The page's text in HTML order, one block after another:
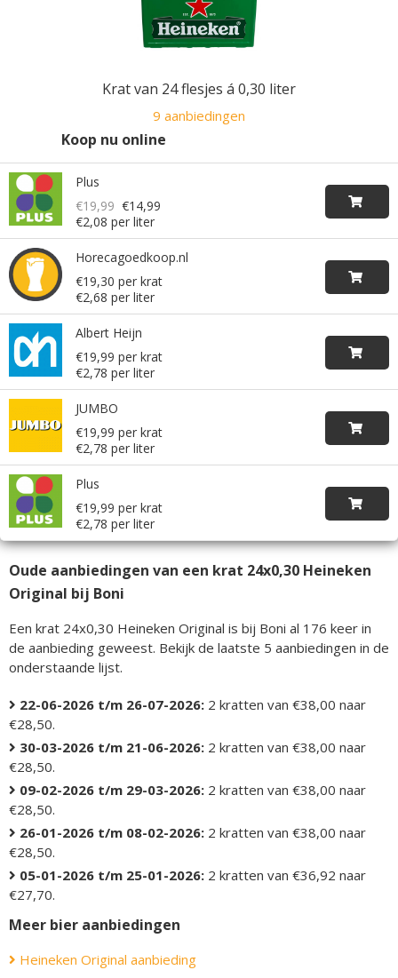
Krat van 24 flesjes á 0,30 liter
9 aanbiedingen
Koop nu online
Plus
€19,99 €14,99
€2,08 per liter
Horecagoedkoop.nl
€19,30 per krat
€2,68 per liter
Albert Heijn
€19,99 per krat
€2,78 per liter
JUMBO
€19,99 per krat
€2,78 per liter
Plus
€19,99 per krat
€2,78 per liter
Oude aanbiedingen van een krat 24x0,30 Heineken
Original bij Boni
Een krat 24x0,30 Heineken Original is bij Boni al 176 keer in
de aanbieding geweest. Bekijk de laatste 5 aanbiedingen in de
onderstaande lijst.
22-06-2026 t/m 26-07-2026: 2 kratten van €38,00 naar
€28,50.
30-03-2026 t/m 21-06-2026: 2 kratten van €38,00 naar
€28,50.
09-02-2026 t/m 29-03-2026: 2 kratten van €38,00 naar
€28,50.
26-01-2026 t/m 08-02-2026: 2 kratten van €38,00 naar
€28,50.
05-01-2026 t/m 25-01-2026: 2 kratten van €36,92 naar
€27,70.
Meer bier aanbiedingen
Heineken Original aanbieding